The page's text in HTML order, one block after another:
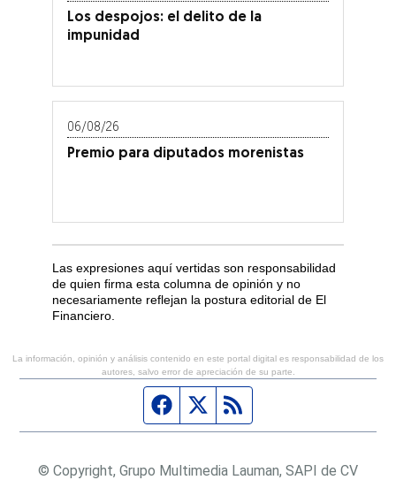
Los despojos: el delito de la
impunidad
06/08/26
Premio para diputados morenistas
Las expresiones aquí vertidas son responsabilidad
de quien firma esta columna de opinión y no
necesariamente reflejan la postura editorial de El
Financiero.
La información, opinión y análisis contenido en este portal digital es responsabilidad de los
autores, salvo error de apreciación de su parte.
Página de Facebook
Fuente Twitter
© Copyright, Grupo Multimedia Lauman, SAPI de CV